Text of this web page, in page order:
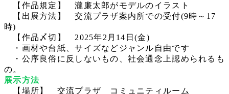
【作品規定】 瀧廉太郎がモデルのイラスト
【出展方法】 交流プラザ案内所での受付(9時～17
時)
【作品〆切】 2025年2月14日(金)
・画材や台紙、サイズなどジャンル自由です
・公序良俗に反しないもの、社会通念上認められるも
の。
展示方法
【場所】 交流プラザ コミュニティルーム